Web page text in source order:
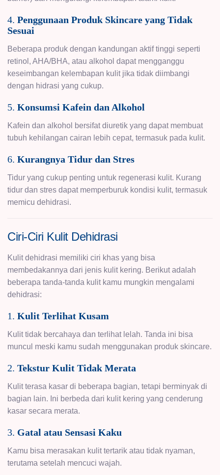
4. Penggunaan Produk Skincare yang Tidak
Sesuai
Beberapa produk dengan kandungan aktif tinggi seperti
retinol, AHA/BHA, atau alkohol dapat mengganggu
keseimbangan kelembapan kulit jika tidak diimbangi
dengan hidrasi yang cukup.
5. Konsumsi Kafein dan Alkohol
Kafein dan alkohol bersifat diuretik yang dapat membuat
tubuh kehilangan cairan lebih cepat, termasuk pada kulit.
6. Kurangnya Tidur dan Stres
Tidur yang cukup penting untuk regenerasi kulit. Kurang
tidur dan stres dapat memperburuk kondisi kulit, termasuk
memicu dehidrasi.
Ciri-Ciri Kulit Dehidrasi
Kulit dehidrasi memiliki ciri khas yang bisa
membedakannya dari jenis kulit kering. Berikut adalah
beberapa tanda-tanda kulit kamu mungkin mengalami
dehidrasi:
1. Kulit Terlihat Kusam
Kulit tidak bercahaya dan terlihat lelah. Tanda ini bisa
muncul meski kamu sudah menggunakan produk skincare.
2. Tekstur Kulit Tidak Merata
Kulit terasa kasar di beberapa bagian, tetapi berminyak di
bagian lain. Ini berbeda dari kulit kering yang cenderung
kasar secara merata.
3. Gatal atau Sensasi Kaku
Kamu bisa merasakan kulit tertarik atau tidak nyaman,
terutama setelah mencuci wajah.